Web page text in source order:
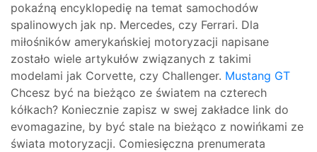
pokaźną encyklopedię na temat samochodów
spalinowych jak np. Mercedes, czy Ferrari. Dla
miłośników amerykańskiej motoryzacji napisane
zostało wiele artykułów związanych z takimi
modelami jak Corvette, czy Challenger. Mustang GT
Chcesz być na bieżąco ze światem na czterech
kółkach? Koniecznie zapisz w swej zakładce link do
evomagazine, by być stale na bieżąco z nowińkami ze
świata motoryzacji. Comiesięczna prenumerata